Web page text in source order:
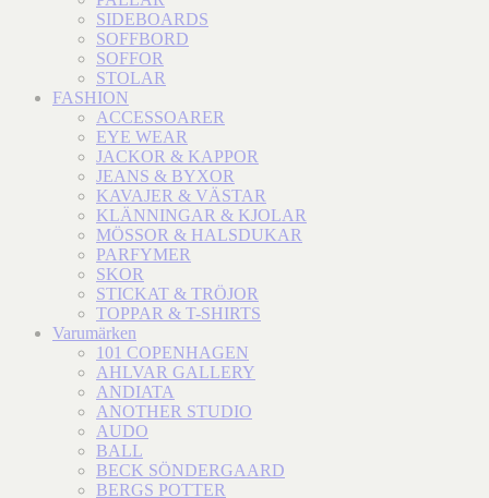
SIDEBOARDS
SOFFBORD
SOFFOR
STOLAR
FASHION
ACCESSOARER
EYE WEAR
JACKOR & KAPPOR
JEANS & BYXOR
KAVAJER & VÄSTAR
KLÄNNINGAR & KJOLAR
MÖSSOR & HALSDUKAR
PARFYMER
SKOR
STICKAT & TRÖJOR
TOPPAR & T-SHIRTS
Varumärken
101 COPENHAGEN
AHLVAR GALLERY
ANDIATA
ANOTHER STUDIO
AUDO
BALL
BECK SÖNDERGAARD
BERGS POTTER